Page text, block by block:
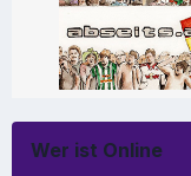
Wer ist Online